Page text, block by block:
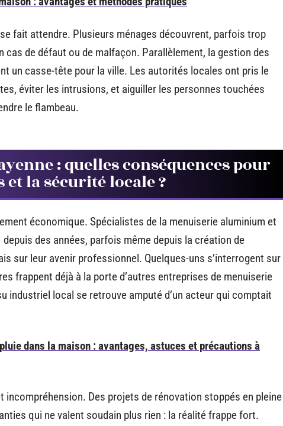
fait attendre. Plusieurs ménages découvrent, parfois trop
cas de défaut ou de malfaçon. Parallèlement, la gestion des
un casse-tête pour la ville. Les autorités locales ont pris le
éviter les intrusions, et aiguiller les personnes touchées
le flambeau.
: quelles conséquences pour
la sécurité locale ?
économique. Spécialistes de la menuiserie aluminium et
des années, parfois même depuis la création de
sur leur avenir professionnel. Quelques-uns s’interrogent sur
frappent déjà à la porte d’autres entreprises de menuiserie
industriel local se retrouve amputé d’un acteur qui comptait
dans la maison : avantages, astuces et précautions à
Des projets de rénovation stoppés en pleine
qui ne valent soudain plus rien : la réalité frappe fort.